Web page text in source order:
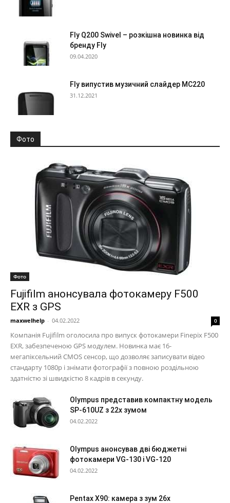
Fly Q200 Swivel – розкішна новинка від
бренду Fly
09.04.2020
Fly випустив музичний слайдер MC220
31.12.2021
Фото
Фото
Fujifilm анонсувала фотокамеру F500
EXR з GPS
maxwelhelp - 04.02.2022 0
Компанія Fujifilm оголосила про випуск фотокамери Finepix F500
EXR, забезпеченою GPS модулем. Новинка має 16-
мегапіксельний CMOS сенсор, що дозволяє записувати відео
стандарту 1080p і знімати фотографії з повною роздільною
здатністю зі швидкістю 8 кадрів в секунду.
Olympus представив компактну модель
SP-610UZ з 22х зумом
04.02.2022
Olympus анонсував дві бюджетні
фотокамери VG-130 і VG-120
04.02.2022
Pentax X90: камера з зум 26х